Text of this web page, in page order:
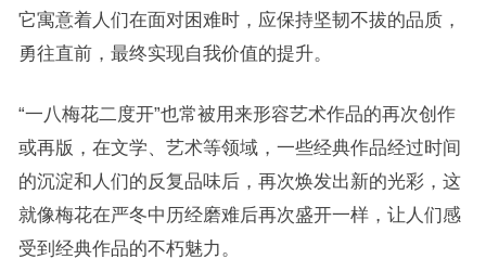
它寓意着人们在面对困难时，应保持坚韧不拔的品质，
勇往直前，最终实现自我价值的提升。
“一八梅花二度开”也常被用来形容艺术作品的再次创作
或再版，在文学、艺术等领域，一些经典作品经过时间
的沉淀和人们的反复品味后，再次焕发出新的光彩，这
就像梅花在严冬中历经磨难后再次盛开一样，让人们感
受到经典作品的不朽魅力。